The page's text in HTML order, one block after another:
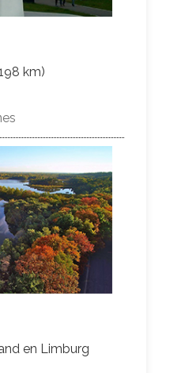
km)
en Limburg